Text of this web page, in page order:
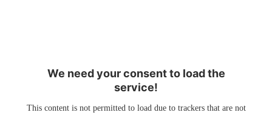
We need your consent to load the
service!
This content is not permitted to load due to trackers that are not